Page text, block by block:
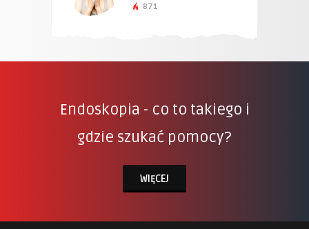
871
Endoskopia - co to takiego i
gdzie szukać pomocy?
WIĘCEJ